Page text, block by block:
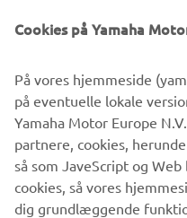
days.
When it comes to
with premium features and
snowmobiles have you
DISCOVER
Cookies på Yamaha
På vores hjemmeside
på eventuelle lokale
Yamaha Motor Europe
partnere, cookies,
så som JaveScript og
cookies, så vores
dig grundlæggende